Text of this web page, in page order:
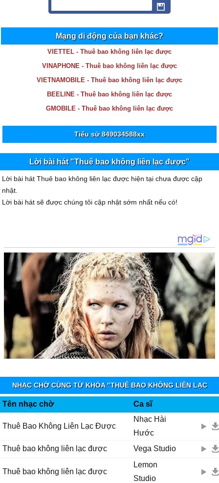
Mạng di động của bạn khác?
VIETTEL - Thuê bao không liên lạc được
VINAPHONE - Thuê bao không liên lạc được
VIETNAMOBILE - Thuê bao không liên lạc được
BEELINE - Thuê bao không liên lạc được
GMOBILE - Thuê bao không liên lạc được
Tiểu sử 849034588xx
Lời bài hát "Thuê bao không liên lạc được"
Lời bài hát Thuê bao không liên lạc được hiện tại chưa được cập
nhật.
Lời bài hát sẽ được chúng tôi cập nhật sớm nhất nếu có!
NHẠC CHỜ CÙNG TỪ KHÓA "THUÊ BAO KHÔNG LIÊN LẠC
ĐƯỢC" - MOBIFONE FUNRING
Tên nhạc chờ Ca sĩ
Thuê Bao Không Liên Lạc Được
Nhạc Hài
Hước
Thuê bao không liên lạc được
Vega Studio
Thuê bao không liên lạc được
Lemon
Studio